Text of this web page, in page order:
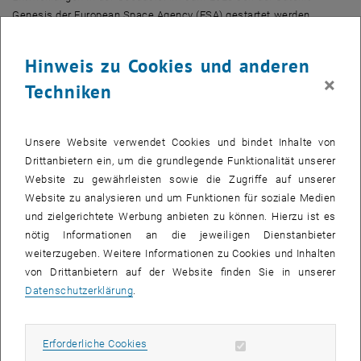
Genesis der European Space Agency (ESA) gestartet werden,
so den internationalen terrestrischen Referenzrahmen (ITRF)
stärken und verbessern wird. Außerdem wird ein
Referenzstation mit einem VLBI-Transmitter neben einem Laser
Reflektor auf dem Mond entstehen (NovaMoon). Näher bei der Erde
wachsen LEO-PNT Systeme für die Navigation, unter anderem
Celeste der ESA. Diese Systeme werden die existierenden GNSS
ergänzen und resilienter machen. Gleichzeitig werden die sehr
erfolgreichen Schwerefeldmissionen weiterentwickelt: die
Missionen GRACE-C und NGGM werden zusammen die
Konstellation MAGIC bilden und die Variationen im Wasserkreislauf
der Erde noch besser beschreiben. Auf der Erde laufen spannende
Höhenbestimmung über Frequenzvergleiche ermöglichen. Zu
Hinweis zu Cookies und anderen
Techniken
×
Unsere Website verwendet Cookies und bindet Inhalte von
Drittanbietern ein, um die grundlegende Funktionalität unserer
Website zu gewährleisten sowie die Zugriffe auf unserer
Website zu analysieren und um Funktionen für soziale Medien
und zielgerichtete Werbung anbieten zu können. Hierzu ist es
nötig Informationen an die jeweiligen Dienstanbieter
weiterzugeben. Weitere Informationen zu Cookies und Inhalten
von Drittanbietern auf der Website finden Sie in unserer
Datenschutzerklärung
Erforderliche Cookies Erforderliche Cookies zulassen